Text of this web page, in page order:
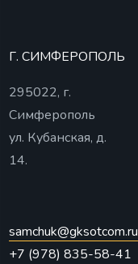
Г. СИМФЕРОПОЛЬ
295022, г.
Симферополь
ул. Кубанская, д.
14.
samchuk@gksotcom.ru
+7 (978) 835-58-41